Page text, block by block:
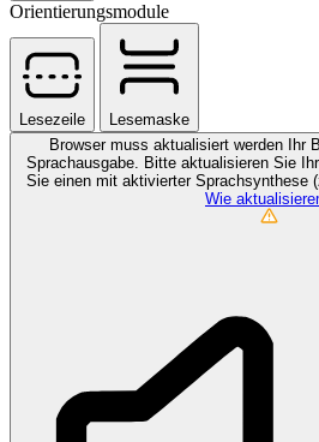
Orientierungsmodule
Lesezeile
Lesemaske
Browser muss aktualisiert werden
Ihr
Sprachausgabe. Bitte aktualisieren Sie
Sie einen mit aktivierter Sprachsynthese
Wie